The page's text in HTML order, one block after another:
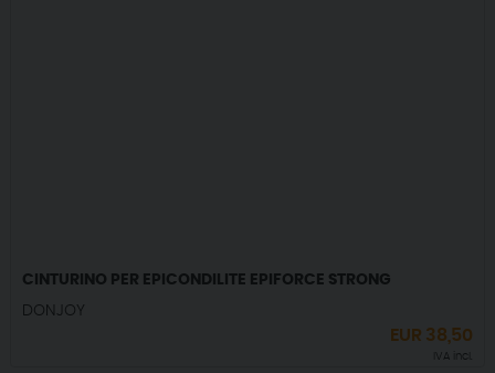
CINTURINO PER EPICONDILITE EPIFORCE STRONG
DONJOY
EUR 38,50
IVA incl.